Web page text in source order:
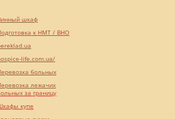
шкаф
к НМТ / ВНО
life.com.ua/
больных
лежачих
за границу
купе